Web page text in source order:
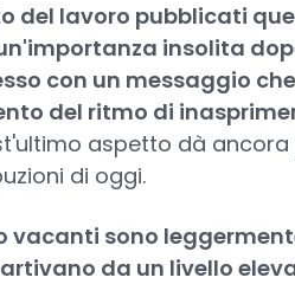
del lavoro pubblicati
insolita
con un messaggio
del ritmo di
aspetto dà
di oggi.
vacanti sono
da un livello